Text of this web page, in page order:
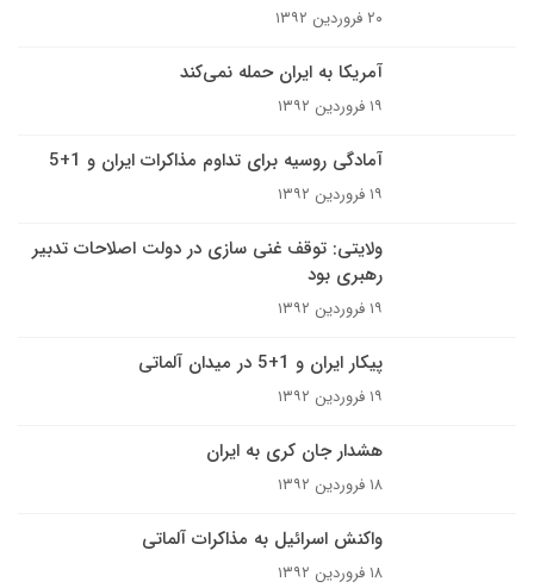
۲۰ فروردین ۱۳۹۲
آمریکا به ایران حمله نمی‌کند
۱۹ فروردین ۱۳۹۲
آمادگی روسیه برای تداوم مذاکرات ایران و 1+5
۱۹ فروردین ۱۳۹۲
ولایتی: توقف غنی سازی در دولت اصلاحات تدبیر
رهبری بود
۱۹ فروردین ۱۳۹۲
پیکار ایران و 1+5 در میدان آلماتی
۱۹ فروردین ۱۳۹۲
هشدار جان کری به ایران
۱۸ فروردین ۱۳۹۲
واکنش اسرائیل به مذاکرات آلماتی
۱۸ فروردین ۱۳۹۲